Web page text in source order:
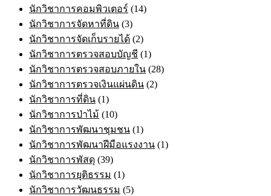
นักวิชาการคอมพิวเตอร์ (14)
นักวิชาการจัดหาที่ดิน (3)
นักวิชาการจัดเก็บรายได้ (2)
นักวิชาการตรวจสอบบัญชี (1)
นักวิชาการตรวจสอบภายใน (28)
นักวิชาการตรวจเงินแผ่นดิน (2)
นักวิชาการที่ดิน (1)
นักวิชาการป่าไม้ (10)
นักวิชาการพัฒนาชุมชน (1)
นักวิชาการพัฒนาฝีมือแรงงาน (1)
นักวิชาการพัสดุ (39)
นักวิชาการยุติธรรม (1)
นักวิชาการวัฒนธรรม (5)